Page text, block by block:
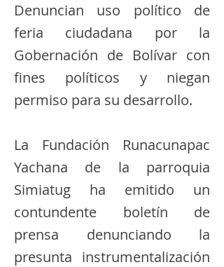
Denuncian uso político de
feria ciudadana por la
Gobernación de Bolívar con
fines políticos y niegan
permiso para su desarrollo.
​La Fundación Runacunapac
Yachana de la parroquia
Simiatug ha emitido un
contundente boletín de
prensa denunciando la
presunta instrumentalización